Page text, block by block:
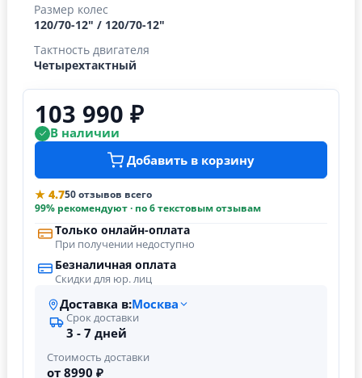
Размер колес
120/70-12" / 120/70-12"
Тактность двигателя
Четырехтактный
103 990 ₽
В наличии
Добавить в корзину
★ 4.750 отзывов всего
99% рекомендуют · по 6 текстовым отзывам
Только онлайн-оплата
При получении недоступно
Безналичная оплата
Скидки для юр. лиц
Доставка в:Москва
Срок доставки
3 - 7 дней
Стоимость доставки
от 8990 ₽